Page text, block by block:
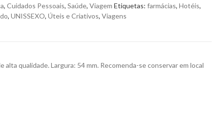
, Cuidados Pessoais, Saúde, Viagem Etiquetas: farmácias, Hotéis,
, UNISSEXO, Úteis e Criativos, Viagens
qualidade. Largura: 54 mm. Recomenda-se conservar em local